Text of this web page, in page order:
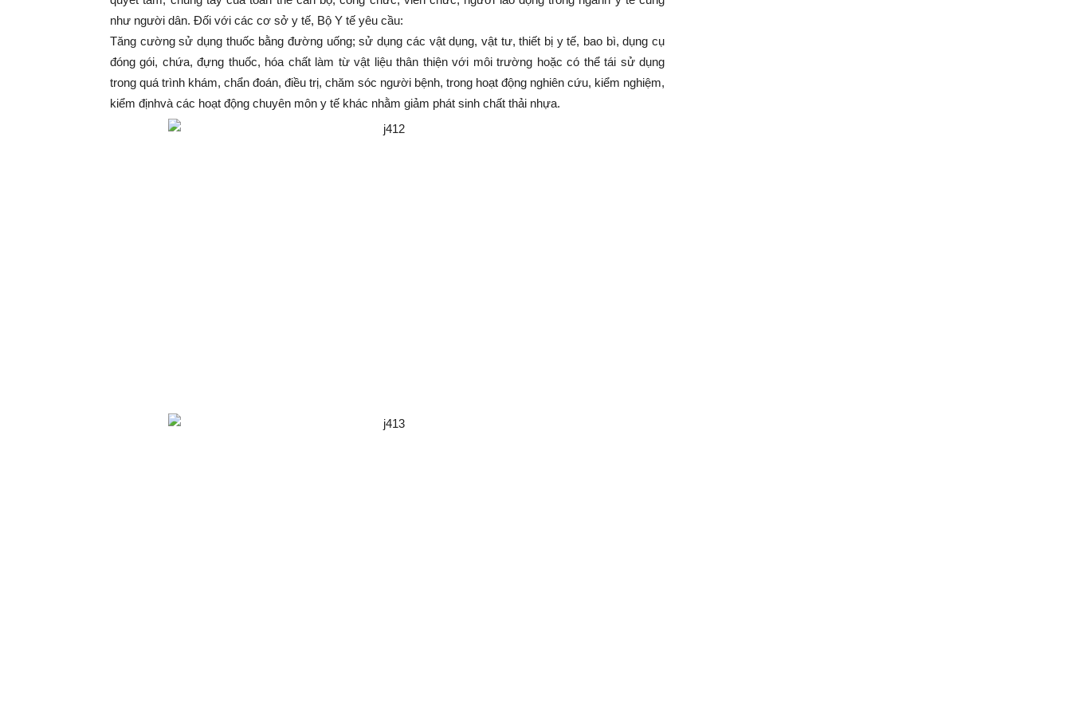
như người dân. Đối với các cơ sở y tế, Bộ Y tế yêu cầu:
Tăng cường sử dụng thuốc bằng đường uống; sử dụng các vật dụng, vật tư, thiết bị y tế, bao bì, dụng cụ
đóng gói, chứa, đựng thuốc, hóa chất làm từ vật liệu thân thiện với môi trường hoặc có thể tái sử dụng
trong quá trình khám, chẩn đoán, điều trị, chăm sóc người bệnh, trong hoạt động nghiên cứu, kiểm nghiệm,
kiểm địnhvà các hoạt động chuyên môn y tế khác nhằm giảm phát sinh chất thải nhựa.